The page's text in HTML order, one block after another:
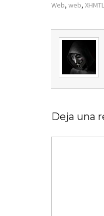
Web, web, XHMTL
Deja una